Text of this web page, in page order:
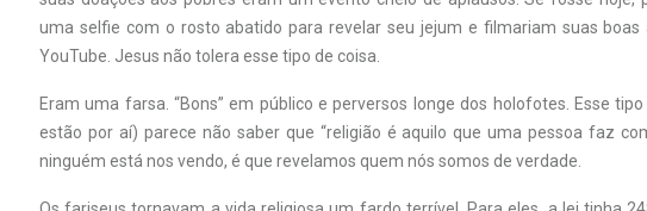
uma selfie com o rosto abatido para revelar seu jejum e filmariam suas boas
YouTube. Jesus não tolera esse tipo de coisa.
Eram uma farsa. “Bons” em público e perversos longe dos holofotes. Esse
estão por aí) parece não saber que “religião é aquilo que uma pessoa faz
ninguém está nos vendo, é que revelamos quem nós somos de verdade.